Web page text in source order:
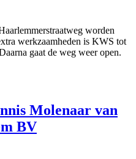
worden
werkzaamheden is KWS tot
gaat de weg weer open.
Molenaar van
BV